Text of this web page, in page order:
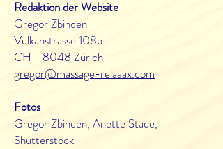
Redaktion der Website
Gregor Zbinden
Vulkanstrasse 108b
CH - 8048 Zürich
gregor@massage-relaaax.com
Fotos
Gregor Zbinden, Anette Stade,
Shutterstock